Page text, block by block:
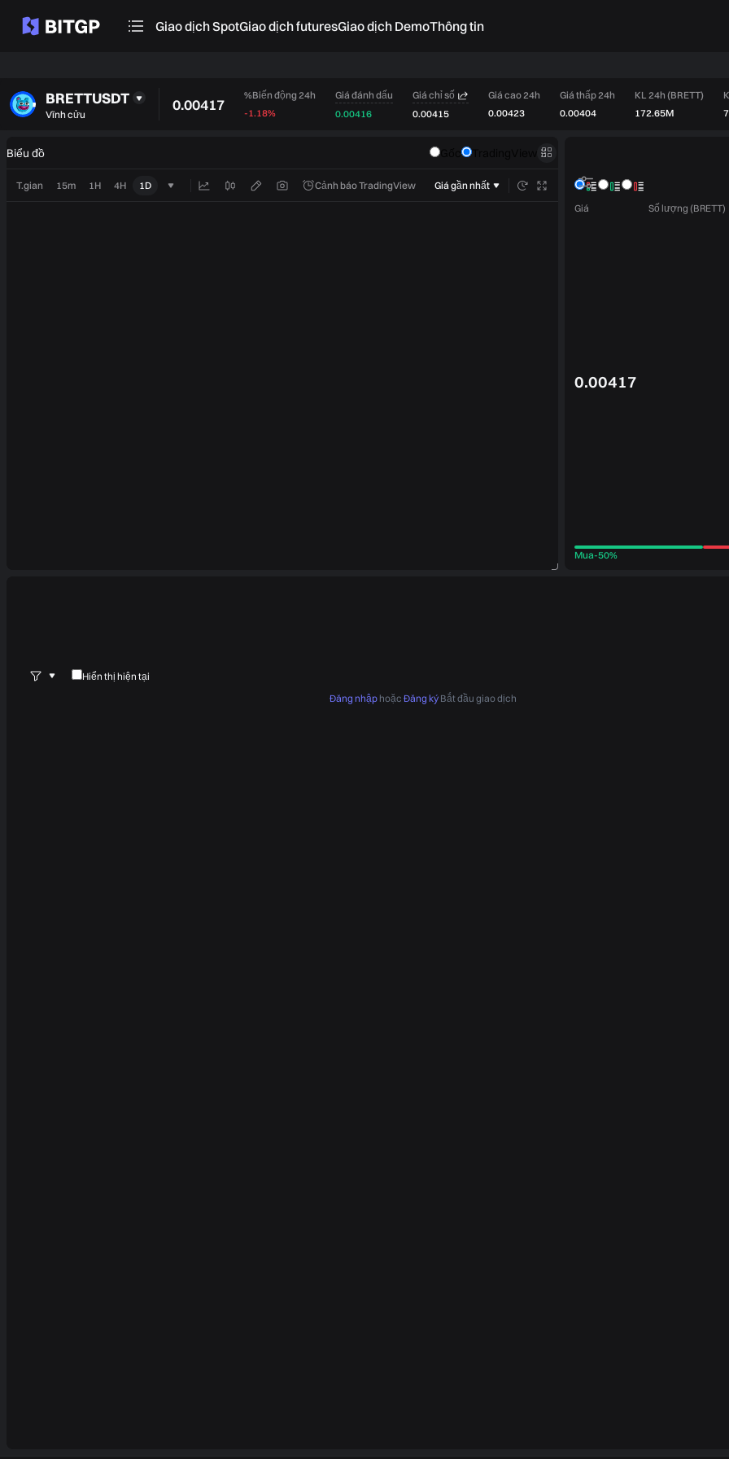
Giao dịch SpotGiao dịch futures‌Giao dịch DemoThông tin
BRETTUSDT
Vĩnh cửu
0.00417
%Biến động 24h
-1.18%
Giá đánh dấu
0.00416
Giá chỉ số
0.00415
Giá cao 24h
0.00423
Giá thấp 24h
0.00404
KL 24h (BRETT)
172.65M
Giá
Số lượng (BRETT)
0.00417
Mua-50%
Biểu đồ
T.gian 15m 1H 4H 1D Cảnh báo TradingView Giá gần nhất
Hiển thị hiện tại
Đăng nhập hoặc Đăng ký Bắt đầu giao dịch